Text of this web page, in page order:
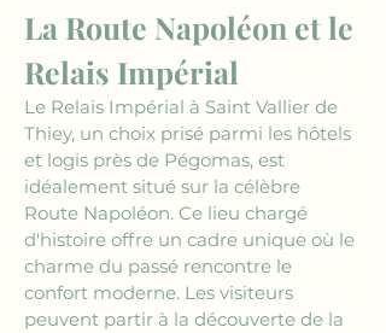
La Route Napoléon et le
Relais Impérial
Le Relais Impérial à Saint Vallier de
Thiey, un choix prisé parmi les hôtels
et logis près de Pégomas, est
idéalement situé sur la célèbre
Route Napoléon. Ce lieu chargé
d'histoire offre un cadre unique où le
charme du passé rencontre le
confort moderne. Les visiteurs
peuvent partir à la découverte de la